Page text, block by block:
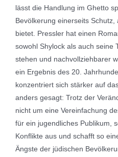
lässt die Handlung im Ghetto
Bevölkerung einerseits
bietet. Pressler hat einen
sowohl Shylock als auch seine
stehen und nachvollziehbarer
ein Ergebnis des 20.
konzentriert sich stärker auf
anders gesagt: Trotz der
nicht um eine Vereinfachung
für ein jugendliches Publikum,
Konflikte aus und schafft so
Ängste der jüdischen